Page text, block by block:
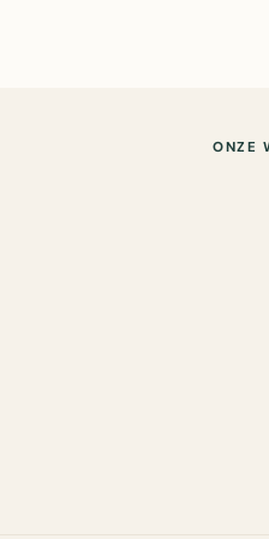
ONZE